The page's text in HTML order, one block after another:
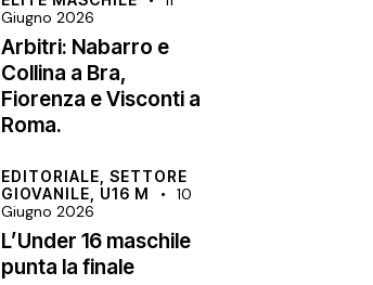
Giugno 2026
Arbitri: Nabarro e
Collina a Bra,
Fiorenza e Visconti a
Roma.
EDITORIALE,SETTORE
GIOVANILE, U16 M
10
Giugno 2026
L’Under 16 maschile
punta la finale